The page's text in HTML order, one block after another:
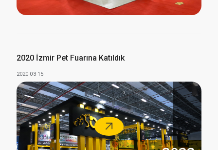
2020 İzmir Pet Fuarına Katıldık
2020-03-15